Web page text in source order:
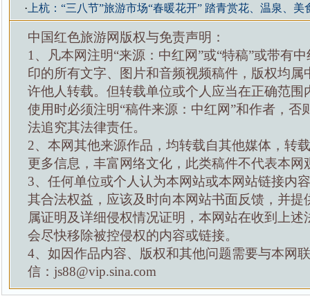
·上杭：“三八节”旅游市场“春暖花开” 踏青赏花、温泉、美
中国红色旅游网版权与免责声明：
1、凡本网注明“来源：中红网”或“特稿”或带有
印的所有文字、图片和音频视频稿件，版权均属
许他人转载。但转载单位或个人应当在正确范围
使用时必须注明“稿件来源：中红网”和作者，否
法追究其法律责任。
2、本网其他来源作品，均转载自其他媒体，转
更多信息，丰富网络文化，此类稿件不代表本网
3、任何单位或个人认为本网站或本网站链接内
其合法权益，应该及时向本网站书面反馈，并提
属证明及详细侵权情况证明，本网站在收到上述
会尽快移除被控侵权的内容或链接。
4、如因作品内容、版权和其他问题需要与本网
信：js88@vip.sina.com